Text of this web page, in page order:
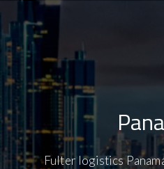
Fulter logistics